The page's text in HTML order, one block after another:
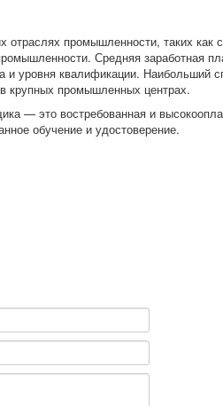
отраслях промышленности, таких как
Средняя заработная
и уровня квалификации. Наибольший
крупных промышленных центрах.
— это востребованная и
обучение и удостоверение.